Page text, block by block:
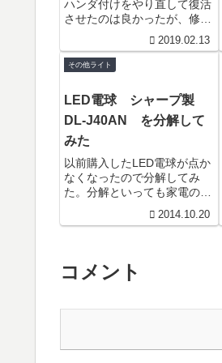
CE0560 (Z015DA or
ZC551KL)
ハンダ付けをやり直して復活
させたのは良かったが、修理
の際にコネクタを破損させて
しまった件の続きです。詳細
は下記のリンクを見てくださ
2019.02.13
その他ライト
LED電球 シャープ製
DL-J40AN を分解して
みた
以前購入したLED電球が点か
なくなったので分解してみ
た。分解といっても家電のよ
分解というより破壊なのだ。
2014.10.20
コメント